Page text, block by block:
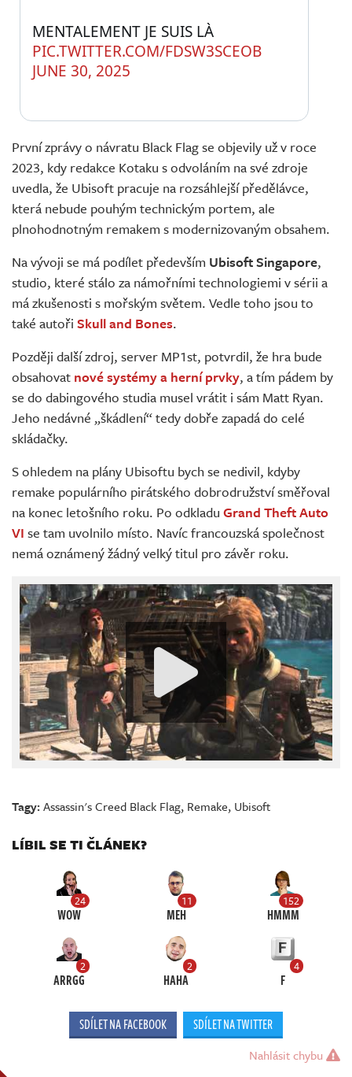
PIC.TWITTER.COM/FDSW3SCEOB
JUNE 30, 2025
První zprávy o návratu Black Flag se objevily už v roce
2023, kdy redakce Kotaku s odvoláním na své zdroje
uvedla, že Ubisoft pracuje na rozsáhlejší předělávce,
která nebude pouhým technickým portem, ale
plnohodnotným remakem s modernizovaným obsahem.
Na vývoji se má podílet především Ubisoft Singapore,
studio, které stálo za námořními technologiemi v sérii a
má zkušenosti s mořským světem. Vedle toho jsou to
také autoři Skull and Bones.
Později další zdroj, server MP1st, potvrdil, že hra bude
obsahovat nové systémy a herní prvky, a tím pádem by
se do dabingového studia musel vrátit i sám Matt Ryan.
Jeho nedávné „škádlení“ tedy dobře zapadá do celé
skládačky.
S ohledem na plány Ubisoftu bych se nedivil, kdyby
remake populárního pirátského dobrodružství směřoval
na konec letošního roku. Po odkladu Grand Theft Auto
VI se tam uvolnilo místo. Navíc francouzská společnost
nemá oznámený žádný velký titul pro závěr roku.
Tagy:Assassin's Creed Black Flag, Remake, Ubisoft
LÍBIL SE TI ČLÁNEK?
24
WOW
11
MEH
152
HMMM
2
ARRGG
2
HAHA
4
F
SDÍLET NA FACEBOOK SDÍLET NA TWITTER
Nahlásit chybu